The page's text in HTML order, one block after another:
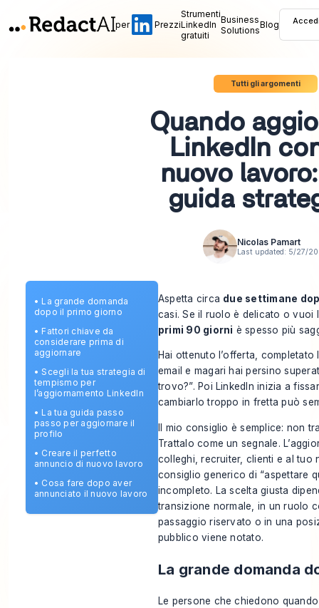
per Prezzi
Strumenti
LinkedIn
gratuiti
Business
SolutionsBlog
Tutti gli argomenti
Quando
LinkedIn
nuovo
guida
Nicolas Pamart
Last updated: 5/27/
• La grande domanda
dopo il primo giorno
• Fattori chiave da
considerare prima di
aggiornare
•Scegli la tua strategia di
tempismo per
l’aggiornamento LinkedIn
• La tua guida passo
passo per aggiornare il
profilo
• Creare il perfetto
annuncio di nuovo lavoro
• Cosa fare dopo aver
annunciato il nuovo lavoro
Aspetta circa due settimane
casi. Se il ruolo è delicato o vuoi
primi 90 giorni è spesso più
Hai ottenuto l’offerta,
email e magari hai persino
trovo?”. Poi LinkedIn inizia a
cambiarlo troppo in fretta può
Il mio consiglio è semplice: non
Trattalo come un segnale.
colleghi, recruiter, clienti e al tuo
consiglio generico di “aspettare
incompleto. La scelta giusta
transizione normale, in un ruolo
passaggio riservato o in una
pubblico viene notato.
La grande domanda
Le persone che chiedono